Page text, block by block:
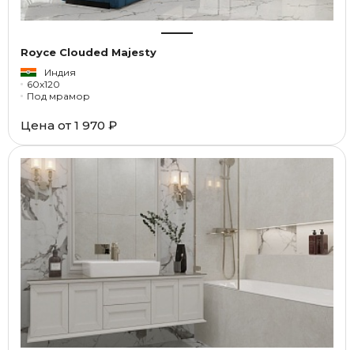
Royce Clouded Majesty
Индия
60x120
Под мрамор
Цена от 1 970 ₽